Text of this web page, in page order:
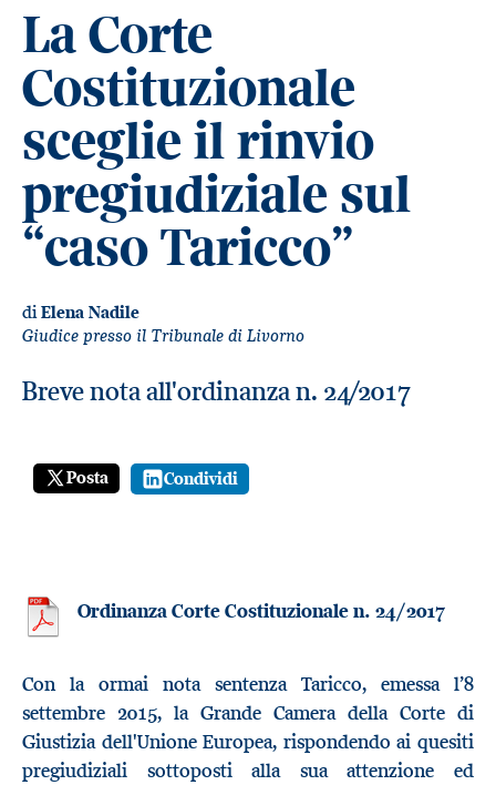
La Corte
Costituzionale
sceglie il rinvio
pregiudiziale sul
“caso Taricco”
diElena Nadile
Giudice presso il Tribunale di Livorno
Breve nota all'ordinanza n. 24/2017
Posta Condividi
Ordinanza Corte Costituzionale n. 24/2017
Con la ormai nota sentenza Taricco, emessa l’8
settembre 2015, la Grande Camera della Corte di
Giustizia dell'Unione Europea, rispondendo ai quesiti
pregiudiziali sottoposti alla sua attenzione ed